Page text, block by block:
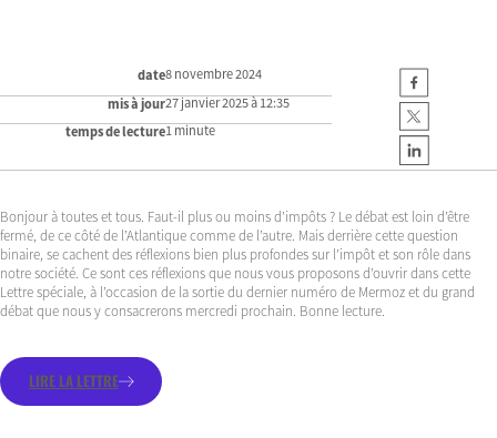
date8 novembre 2024
mis à jour27 janvier 2025 à 12:35
temps de lecture1 minute
Bonjour à toutes et tous. Faut-il plus ou moins d’impôts ? Le débat est loin d’être
fermé, de ce côté de l’Atlantique comme de l’autre. Mais derrière cette question
binaire, se cachent des réflexions bien plus profondes sur l’impôt et son rôle dans
notre société. Ce sont ces réflexions que nous vous proposons d’ouvrir dans cette
Lettre spéciale, à l’occasion de la sortie du dernier numéro de Mermoz et du grand
débat que nous y consacrerons mercredi prochain. Bonne lecture.
LIRE LA LETTRE